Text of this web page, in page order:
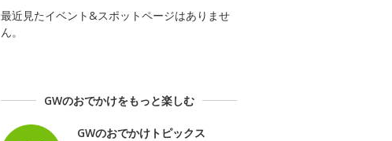
最近見たイベント&スポットページはありませ
ん。
GWのおでかけをもっと楽しむ
GWのおでかけトピックス